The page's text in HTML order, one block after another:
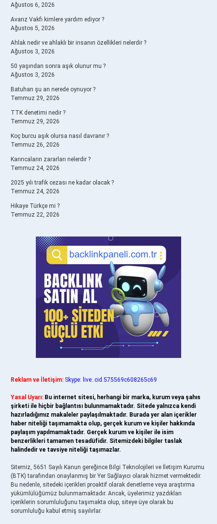
Ağustos 6, 2026
Avarız Vakfı kimlere yardım ediyor ?
Ağustos 5, 2026
Ahlak nedir ve ahlaklı bir insanın özellikleri nelerdir ?
Ağustos 3, 2026
50 yaşından sonra aşık olunur mu ?
Ağustos 3, 2026
Batuhan şu an nerede oynuyor ?
Temmuz 29, 2026
TTK denetimi nedir ?
Temmuz 29, 2026
Koç burcu aşık olursa nasıl davranır ?
Temmuz 26, 2026
Karıncaların zararları nelerdir ?
Temmuz 24, 2026
2025 yılı trafik cezası ne kadar olacak ?
Temmuz 24, 2026
Hikaye Türkçe mi ?
Temmuz 22, 2026
Reklam ve İletişim: Skype: live:.cid.575569c608265c69
Yasal Uyarı: Bu internet sitesi, herhangi bir marka, kurum veya şahıs
şirketi ile hiçbir bağlantısı bulunmamaktadır. Sitede yalnızca kendi
hazırladığımız makaleler paylaşılmaktadır. Burada yer alan içerikler
haber niteliği taşımamakta olup, gerçek kurum ve kişiler hakkında
paylaşım yapılmamaktadır. Gerçek kurum ve kişiler ile isim
benzerlikleri tamamen tesadüfidir. Sitemizdeki bilgiler taslak
halindedir ve tavsiye niteliği taşımazlar.
Sitemiz, 5651 Sayılı Kanun gereğince Bilgi Teknolojileri ve İletişim Kurumu
(BTK) tarafından onaylanmış bir Yer Sağlayıcı olarak hizmet vermektedir.
Bu nedenle, sitedeki içerikleri proaktif olarak denetleme veya araştırma
yükümlülüğümüz bulunmamaktadır. Ancak, üyelerimiz yazdıkları
içeriklerin sorumluluğunu taşımakta olup, siteye üye olarak bu
sorumluluğu kabul etmiş sayılırlar.